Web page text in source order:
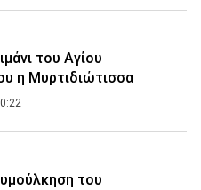
του Αγίου
η Μυρτιδιώτισσα
του